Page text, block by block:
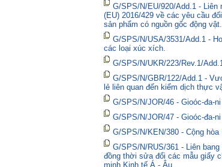
G/SPS/N/EU/920/Add.1 - Liên
(EU) 2016/429 về các yêu cầu
sản phẩm có nguồn gốc động vật.
G/SPS/N/USA/3531/Add.1 -
các loại xúc xích.
G/SPS/N/UKR/223/Rev.1/
G/SPS/N/GBR/122/Add.1 -
lẻ liên quan đến kiểm dịch thực
G/SPS/N/JOR/46 - Gioóc-đa-
G/SPS/N/JOR/47 - Gioóc-đa-
G/SPS/N/KEN/380 - Cộng
G/SPS/N/RUS/361 - Liên
đồng thời sửa đổi các mẫu giấy
minh Kinh tế Á - Âu.